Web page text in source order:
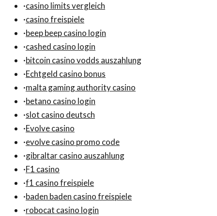
·casino limits vergleich
·casino freispiele
·beep beep casino login
·cashed casino login
·bitcoin casino vodds auszahlung
·Echtgeld casino bonus
·malta gaming authority casino
·betano casino login
·slot casino deutsch
·Evolve casino
·evolve casino promo code
·gibraltar casino auszahlung
·F1 casino
·f1 casino freispiele
·baden baden casino freispiele
·robocat casino login